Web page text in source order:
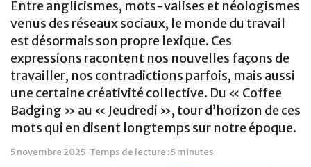
Entre anglicismes, mots-valises et néologismes
venus des réseaux sociaux, le monde du travail
est désormais son propre lexique. Ces
expressions racontent nos nouvelles façons de
travailler, nos contradictions parfois, mais aussi
une certaine créativité collective. Du « Coffee
Badging » au « Jeudredi », tour d’horizon de ces
mots qui en disent longtemps sur notre époque.
5 novembre 2025 Temps de lecture : 5 minutes